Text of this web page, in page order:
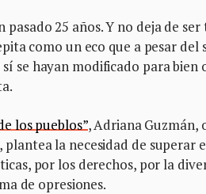
pasado 25 años. Y no deja de
como un eco que a pesar
se hayan modificado para
los pueblos”, Adriana Guzmán,
la necesidad de superar
por los derechos, por la
de opresiones.